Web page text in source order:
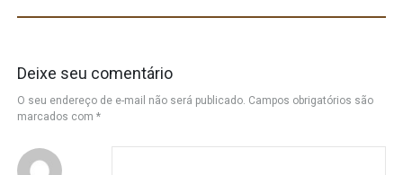
Deixe seu comentário
O seu endereço de e-mail não será publicado. Campos obrigatórios são
marcados com *